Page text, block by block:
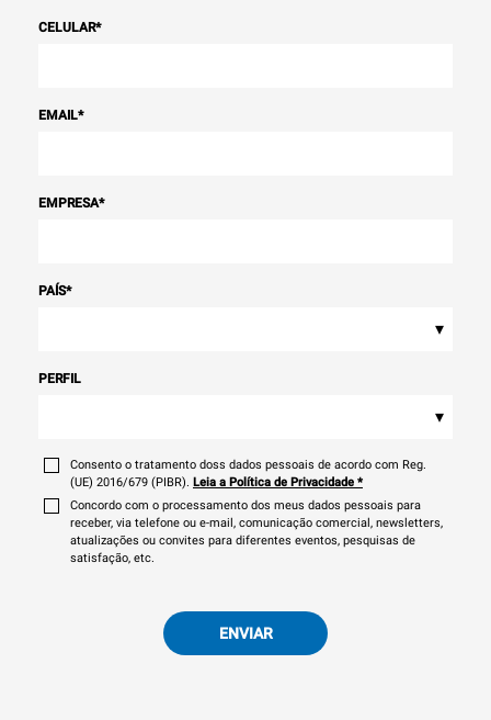
CELULAR*
EMAIL*
EMPRESA*
PAÍS*
▾
PERFIL
▾
Consento o tratamento doss dados pessoais de acordo com Reg.
(UE) 2016/679 (PIBR). Leia a Política de Privacidade *
Concordo com o processamento dos meus dados pessoais para
receber, via telefone ou e-mail, comunicação comercial, newsletters,
atualizações ou convites para diferentes eventos, pesquisas de
satisfação, etc.
ENVIAR